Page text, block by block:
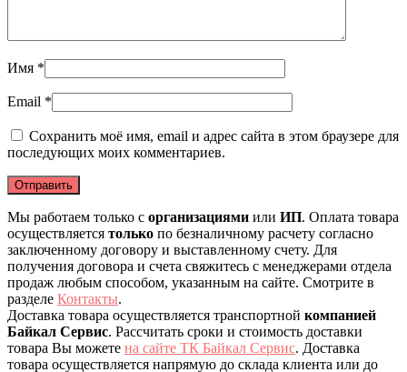
Имя *
Email *
Сохранить моё имя, email и адрес сайта в этом браузере для
последующих моих комментариев.
Мы работаем только с организациями или ИП. Оплата товара
осуществляется только по безналичному расчету согласно
заключенному договору и выставленному счету. Для
получения договора и счета свяжитесь с менеджерами отдела
продаж любым способом, указанным на сайте. Смотрите в
разделе Контакты.
Доставка товара осуществляется транспортной компанией
Байкал Сервис. Рассчитать сроки и стоимость доставки
товара Вы можете на сайте ТК Байкал Сервис. Доставка
товара осуществляется напрямую до склада клиента или до